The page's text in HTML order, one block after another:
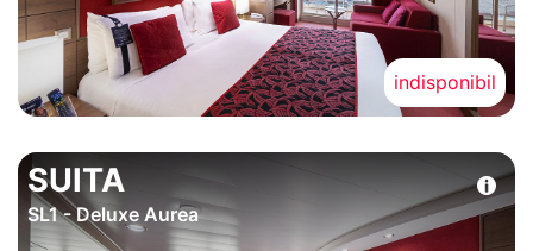
indisponibil
SUITA
SL1 - Deluxe Aurea